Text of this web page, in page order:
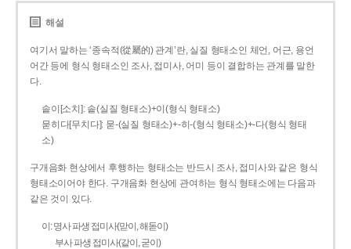
해설
여기서 말하는 ‘종속적(從屬的) 관계’란, 실질 형태소인 체언, 어근, 용언
어간 등에 형식 형태소인 조사, 접미사, 어미 등이 결합하는 관계를 말한
다.
솥이[소치]: 솥(실질 형태소)+이(형식 형태소)
묻히다[무치다]: 묻­-(실질 형태소)+­-히­-(형식 형태소)+-다(형식 형태
소)
구개음화 현상에서 후행하는 형태소는 반드시 조사, 접미사와 같은 형식
형태소이어야 한다. 구개음화 현상에 관여하는 형식 형태소에는 다음과
같은 것이 있다.
이: 명사 파생 접미사(맏이, 해돋이)
부사 파생 접미사(같이, 굳이)